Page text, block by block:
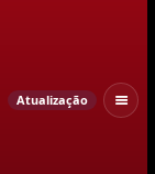
Atualização